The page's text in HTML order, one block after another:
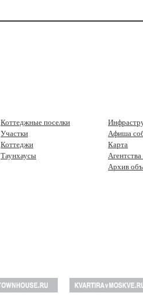
Коттеджные поселки
Участки
Коттеджи
Таунхаусы
Афиша
Карта
Архив